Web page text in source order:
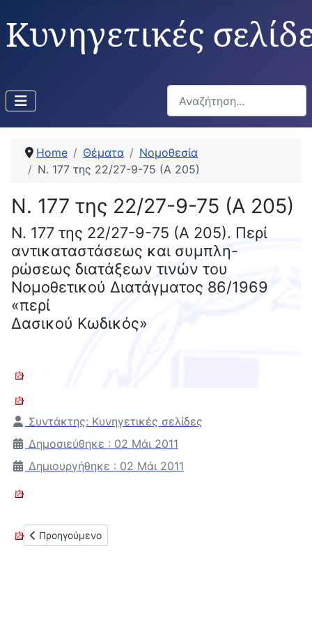
Κυνηγετικές
Αναζήτηση...
Home Θέματα
Νομοθεσία
Ν. 177 της 22/27-9-75 (Α 205)
Ν. 177 της 22/27-9-75 (Α 205)
Ν. 177 της 22/27-9-75 (Α 205). Περί
αντικαταστάσεως και συμπλη-
ρώσεως διατάξεων τινών του
Νομοθετικού Διατάγματος 86/1969
«περί
Δασικού Κωδικός»
Λεπτομέρειες
Συντάκτης: Κυνηγετικές σελίδες
Δημοσιεύθηκε : 02 Μάι 2011
Δημιουργήθηκε : 02 Μάι 2011
Προηγούμενο άρθρο: Ν.Δ. 996 της 30-9/6-10-71 (Α 192)
Προηγούμενο